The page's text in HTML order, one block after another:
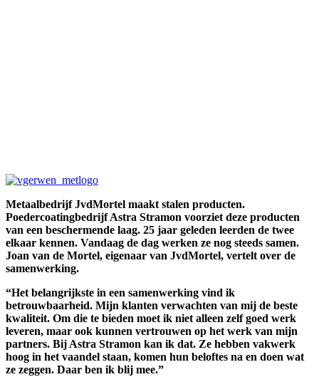
Metaalbedrijf JvdMortel maakt stalen producten.
Poedercoatingbedrijf Astra Stramon voorziet deze producten
van een beschermende laag. 25 jaar geleden leerden de twee
elkaar kennen. Vandaag de dag werken ze nog steeds samen.
Joan van de Mortel, eigenaar van JvdMortel, vertelt over de
samenwerking.
“Het belangrijkste in een samenwerking vind ik
betrouwbaarheid. Mijn klanten verwachten van mij de beste
kwaliteit. Om die te bieden moet ik niet alleen zelf goed werk
leveren, maar ook kunnen vertrouwen op het werk van mijn
partners. Bij Astra Stramon kan ik dat. Ze hebben vakwerk
hoog in het vaandel staan, komen hun beloftes na en doen wat
ze zeggen. Daar ben ik blij mee.”